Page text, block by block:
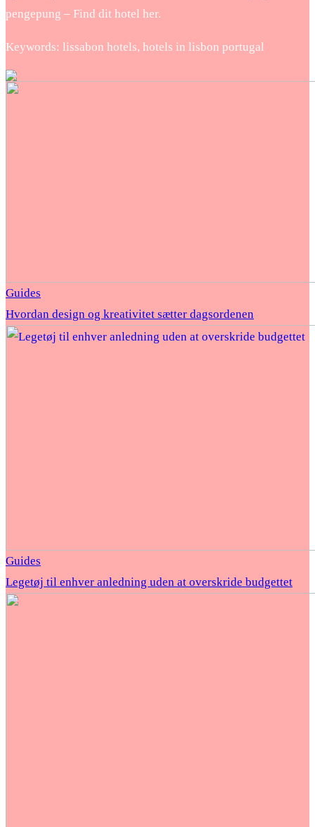
pengepung – Find dit hotel her.
Keywords: lissabon hotels, hotels in lisbon portugal
Guides
Hvordan design og kreativitet sætter dagsordenen
Guides
Legetøj til enhver anledning uden at overskride budgettet